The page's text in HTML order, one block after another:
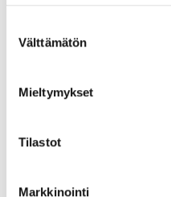
valinta
Välttämätön
Mieltymykset
Tilastot
Markkinointi
henry.schneider@tapio.fi
Katja Matveinen
puh. 0295 162 287,